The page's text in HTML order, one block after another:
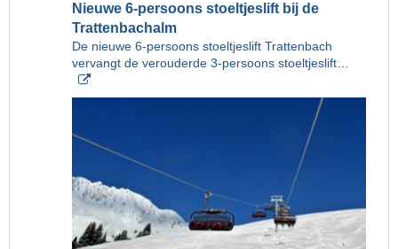
Nieuwe 6-persoons stoeltjeslift bij de
Trattenbachalm
De nieuwe 6-persoons stoeltjeslift Trattenbach
vervangt de verouderde 3-persoons stoeltjeslift…